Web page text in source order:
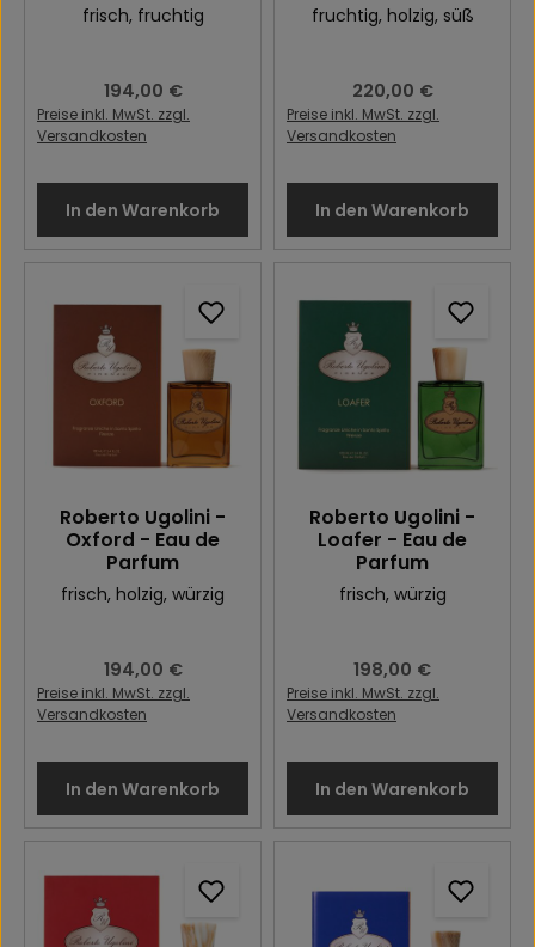
frisch, fruchtig
Regulärer Preis:
194,00 €
Preise inkl. MwSt. zzgl.
Versandkosten
In den Warenkorb
fruchtig, holzig, süß
Regulärer Preis:
220,00 €
Preise inkl. MwSt. zzgl.
Versandkosten
In den Warenkorb
Roberto Ugolini -
Oxford - Eau de
Parfum
frisch, holzig, würzig
Regulärer Preis:
194,00 €
Preise inkl. MwSt. zzgl.
Versandkosten
In den Warenkorb
Roberto Ugolini -
Loafer - Eau de
Parfum
frisch, würzig
Regulärer Preis:
198,00 €
Preise inkl. MwSt. zzgl.
Versandkosten
In den Warenkorb